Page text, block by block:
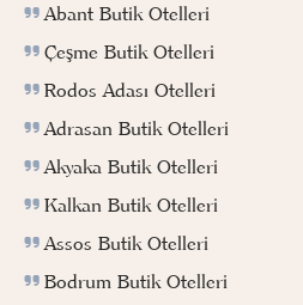
Abant Butik Otelleri
Çeşme Butik Otelleri
Rodos Adası Otelleri
Adrasan Butik Otelleri
Akyaka Butik Otelleri
Kalkan Butik Otelleri
Assos Butik Otelleri
Bodrum Butik Otelleri